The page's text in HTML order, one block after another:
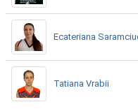
Ecateriana
Tatiana Vrabii